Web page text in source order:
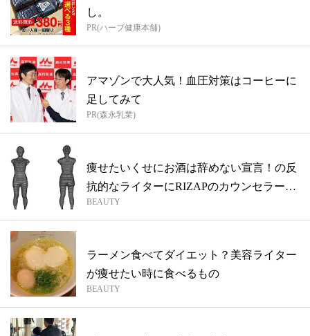
し。
PR(ハーブ健康本舗)
アマゾンで大人気！血圧対策はコーヒーに
足してみて
PR(森永乳業)
痩せたいくせにお酒は辞めない宣言！の反
抗的なライターにRIZAPのカウンセラー
は...
BEAUTY
ラーメン食べてダイエット？美容ライター
が痩せたい時に食べるもの
BEAUTY